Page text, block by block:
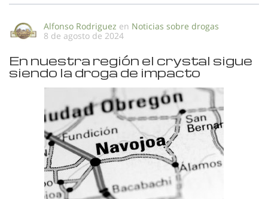
Alfonso Rodriguez en Noticias sobre drogas
8 de agosto de 2024
En nuestra región el crystal sigue
siendo la droga de impacto